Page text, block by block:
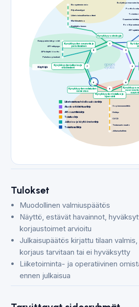
Käyttäjä
Käyttäjäkokemus
Markkinatietoa
Liiketoiminnalliset tavoitteet
Kilpailuanalyysi
Ekosysteemin visio
Sopimussuunnittelu
Kehitys
CI/CD
Testausautomaatio
Julkaisunhallinta
Palvelusopimukset
APIn käyttöönotto
API-näkyvyys
Kumppanien integrointi
API-
Roolit ja
Osaamisen
Budjetin ja resurssien
1
Kyvykkyysstrategia
2
3
4
5
Kyvykkyyden toimitus ja
operointi
6
Kyvykkyyden valmiuden
varmistus
7
Kyvykkyyden julkaisu ja
enablement
8
Kyvykkyyden seuranta ja
parantaminen
Liiketoimintamahdollisuuksien linja
Alusta-arkkitehtuurilinja
API-suunnittelulinja
Toimituslinja
Julkaisu- ja käyttöönoton linja
Toimintamallilinja
Tulokset
Muodollinen valmiuspäätös
Näyttö, estävät havainnot,
korjaustoimet arvioitu
Julkaisupäätös kirjattu tilaan
korjaus tarvitaan tai ei hyväksytty
Liiketoiminta- ja operatiivinen
ennen julkaisua